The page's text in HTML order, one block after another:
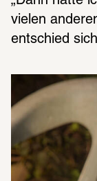
vielen
entschied